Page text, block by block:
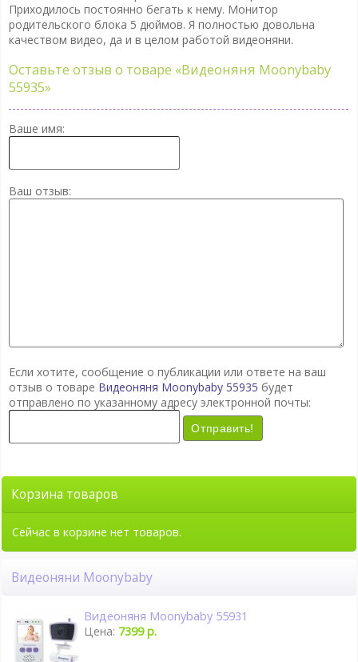
Приходилось постоянно бегать к нему. Монитор
родительского блока 5 дюймов. Я полностью довольна
качеством видео, да и в целом работой видеоняни.
Оставьте отзыв о товаре «Видеоняня Moonybaby
55935»
Ваше имя:
Ваш отзыв:
Если хотите, сообщение о публикации или ответе на ваш
отзыв о товаре Видеоняня Moonybaby 55935 будет
отправлено по указанному адресу электронной почты:
Отправить!
Корзина товаров
Сейчас в корзине нет товаров.
Видеоняни Moonybaby
Видеоняня Moonybaby 55931
Цена: 7399 р.